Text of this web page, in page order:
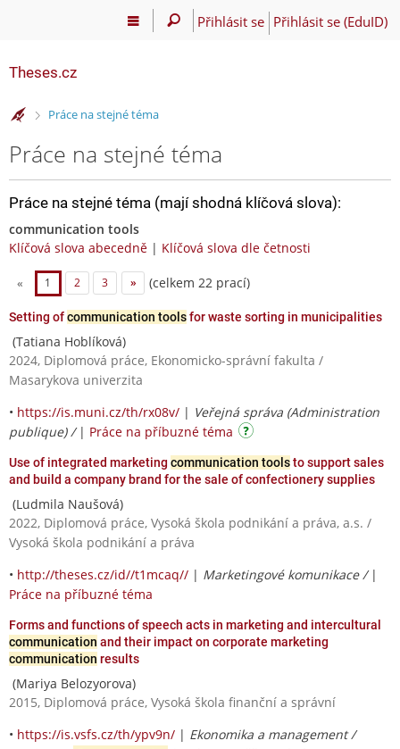
Přihlásit se Přihlásit se (EduID)
Theses.cz
>Práce na stejné téma
Práce na stejné téma
Práce na stejné téma (mají shodná klíčová slova):
communication tools
Klíčová slova abecedně | Klíčová slova dle četnosti
« 1 2 3 » (celkem 22 prací)
Setting ofcommunication toolsfor waste sorting in municipalities
(Tatiana Hoblíková)
2024, Diplomová práce, Ekonomicko-správní fakulta /
Masarykova univerzita
• https://is.muni.cz/th/rx08v/ | Veřejná správa (Administration
publique) / | Práce na příbuzné téma
Use of integrated marketing communication toolsto support sales
and build a company brand for the sale of confectionery supplies
(Ludmila Naušová)
2022, Diplomová práce, Vysoká škola podnikání a práva, a.s. /
Vysoká škola podnikání a práva
• http://theses.cz/id//t1mcaq// | Marketingové komunikace / |
Práce na příbuzné téma
Forms and functions of speech acts in marketing and intercultural
communication and their impact on corporate marketing
communication results
(Mariya Belozyorova)
2015, Diplomová práce, Vysoká škola finanční a správní
• https://is.vsfs.cz/th/ypv9n/ | Ekonomika a management /